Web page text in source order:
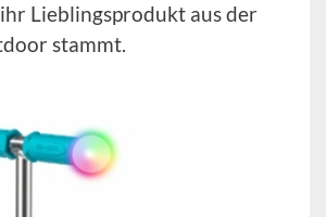
Lieblingsprodukt aus der
stammt.